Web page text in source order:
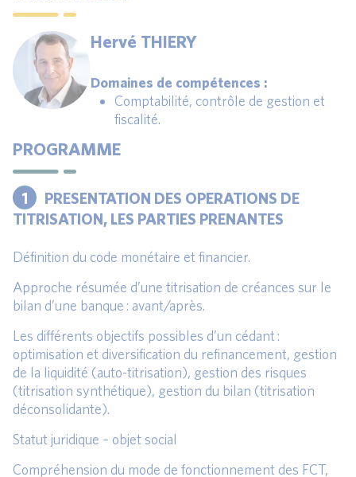
Hervé THIERY
Domaines de compétences :
Comptabilité, contrôle de gestion et
fiscalité.
PROGRAMME
1
PRESENTATION DES OPERATIONS DE
TITRISATION, LES PARTIES PRENANTES
Définition du code monétaire et financier.
Approche résumée d’une titrisation de créances sur le
bilan d’une banque : avant/après.
Les différents objectifs possibles d’un cédant :
optimisation et diversification du refinancement, gestion
de la liquidité (auto-titrisation), gestion des risques
(titrisation synthétique), gestion du bilan (titrisation
déconsolidante).
Statut juridique – objet social
Compréhension du mode de fonctionnement des FCT,